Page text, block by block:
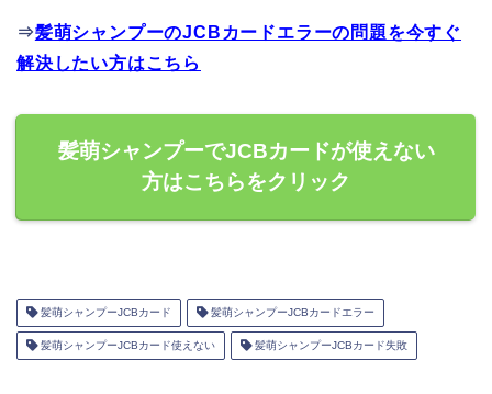
⇒髪萌シャンプーのJCBカードエラーの問題を今すぐ
解決したい方はこちら
髪萌シャンプーでJCBカードが使えない
方はこちらをクリック
髪萌シャンプーJCBカード 髪萌シャンプーJCBカードエラー
髪萌シャンプーJCBカード使えない 髪萌シャンプーJCBカード失敗